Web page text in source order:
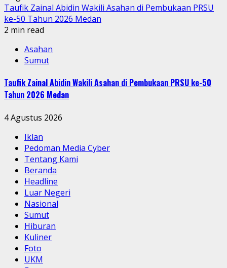
Taufik Zainal Abidin Wakili Asahan di Pembukaan PRSU
ke-50 Tahun 2026 Medan
2 min read
Asahan
Sumut
Taufik Zainal Abidin Wakili Asahan di Pembukaan PRSU ke-50
Tahun 2026 Medan
4 Agustus 2026
Iklan
Pedoman Media Cyber
Tentang Kami
Beranda
Headline
Luar Negeri
Nasional
Sumut
Hiburan
Kuliner
Foto
UKM